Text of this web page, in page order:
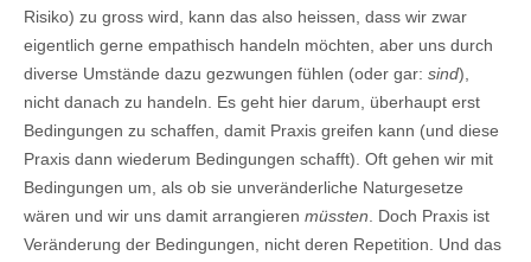
Risiko) zu gross wird, kann das also heissen, dass wir zwar
eigentlich gerne empathisch handeln möchten, aber uns durch
diverse Umstände dazu gezwungen fühlen (oder gar: sind),
nicht danach zu handeln. Es geht hier darum, überhaupt erst
Bedingungen zu schaffen, damit Praxis greifen kann (und diese
Praxis dann wiederum Bedingungen schafft). Oft gehen wir mit
Bedingungen um, als ob sie unveränderliche Naturgesetze
wären und wir uns damit arrangieren müssten . Doch Praxis ist
Veränderung der Bedingungen, nicht deren Repetition. Und das